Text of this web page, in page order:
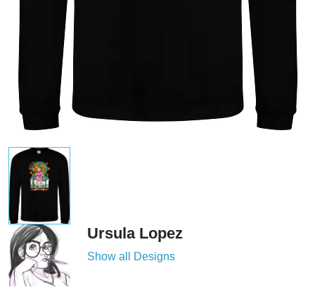
Ursula Lopez
Show all Designs